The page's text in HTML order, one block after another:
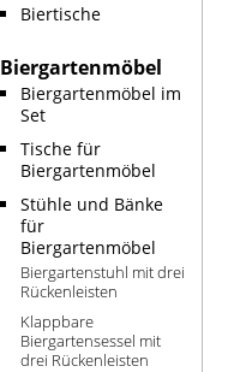
Biertische
Biergartenmöbel
Biergartenmöbel im
Set
Tische für
Biergartenmöbel
Stühle und Bänke
für
Biergartenmöbel
Biergartenstuhl mit drei
Rückenleisten
Klappbare
Biergartensessel mit
drei Rückenleisten